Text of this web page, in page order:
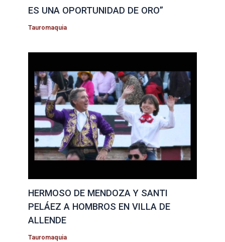
ES UNA OPORTUNIDAD DE ORO”
Tauromaquia
HERMOSO DE MENDOZA Y SANTI
PELÁEZ A HOMBROS EN VILLA DE
ALLENDE
Tauromaquia